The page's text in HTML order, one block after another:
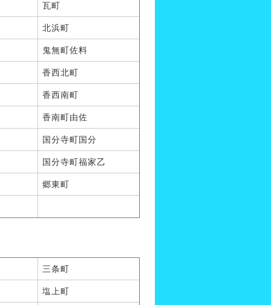
瓦町
北浜町
鬼無町佐料
香西北町
香西南町
香南町由佐
国分寺町国分
国分寺町福家乙
郷東町
三条町
塩上町